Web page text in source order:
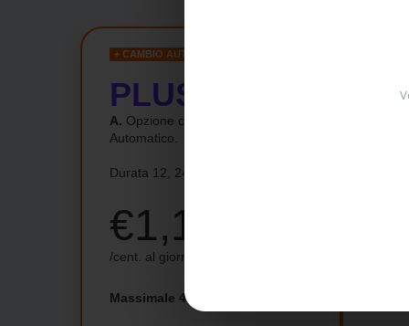
+ CAMBIO AUTOMATICO
PLUS +
A. Opzione con Cambio
Automatico.
Durata 12, 24 e 36 mesi
€1,18
/cent. al giorno
Massimale 4500 € per guasto